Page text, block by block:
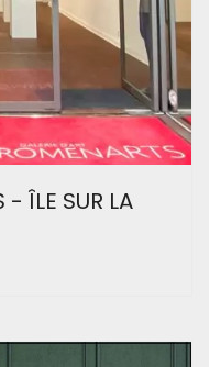
- ÎLE SUR LA